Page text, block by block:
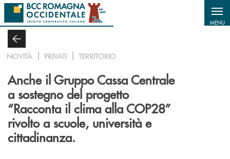
Salta al contenuto principale
MENU
NOVITÀ PRIVATI TERRITORIO
Anche il Gruppo Cassa Centrale
a sostegno del progetto
“Racconta il clima alla COP28”
rivolto a scuole, università e
cittadinanza.